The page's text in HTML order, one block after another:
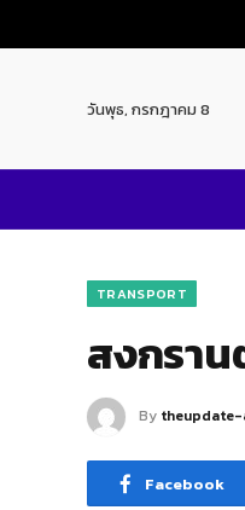
วันพุธ, กรกฎาคม 8
TRANSPORT
สงกรา
By theupdate-
Facebook